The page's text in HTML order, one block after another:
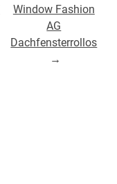
Window Fashion
AG
Dachfensterrollos
→